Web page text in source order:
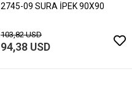
2745-09 SURA İPEK 90X90
103,82 USD
94,38 USD